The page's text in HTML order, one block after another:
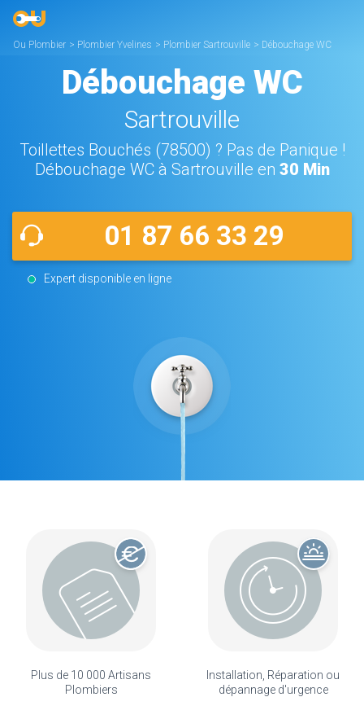
Ou Plombier > Plombier Yvelines > Plombier Sartrouville > Débouchage WC
Débouchage WC
Sartrouville
Toillettes Bouchés (78500) ? Pas de Panique !
Débouchage WC à Sartrouville en 30 Min
01 87 66 33 29
Expert disponible en ligne
Plus de 10 000 Artisans
Plombiers
Installation, Réparation ou
dépannage d'urgence